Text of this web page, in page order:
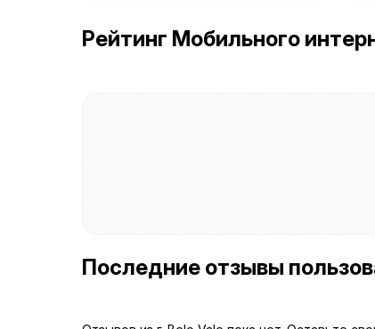
Рейтинг Мобильного
Последние отзывы